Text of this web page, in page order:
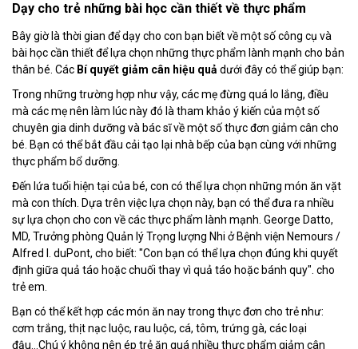
Dạy cho trẻ những bài học cần thiết về thực phẩm
Bây giờ là thời gian để dạy cho con bạn biết về một số công cụ và
bài học cần thiết để lựa chọn những thực phẩm lành mạnh cho bản
thân bé. Các Bí quyết giảm cân hiệu quả dưới đây có thể giúp bạn:
Trong những trường hợp như vậy, các mẹ đừng quá lo lắng, điều
mà các mẹ nên làm lúc này đó là tham khảo ý kiến của một số
chuyên gia dinh dưỡng và bác sĩ về một số thực đơn giảm cân cho
bé. Bạn có thể bắt đầu cải tạo lại nhà bếp của bạn cùng với những
thực phẩm bổ dưỡng.
Đến lứa tuổi hiện tại của bé, con có thể lựa chọn những món ăn vặt
mà con thích. Dựa trên việc lựa chọn này, bạn có thể đưa ra nhiều
sự lựa chọn cho con về các thực phẩm lành mạnh. George Datto,
MD, Trưởng phòng Quản lý Trọng lượng Nhi ở Bệnh viện Nemours /
Alfred I. duPont, cho biết: "Con bạn có thể lựa chọn đúng khi quyết
định giữa quả táo hoặc chuối thay vì quả táo hoặc bánh quy". cho
trẻ em.
Bạn có thể kết hợp các món ăn nay trong thực đơn cho trẻ như:
cơm trắng, thịt nạc luộc, rau luộc, cá, tôm, trứng gà, các loại
đậu...Chú ý không nên ép trẻ ăn quá nhiều thực phẩm giảm cân